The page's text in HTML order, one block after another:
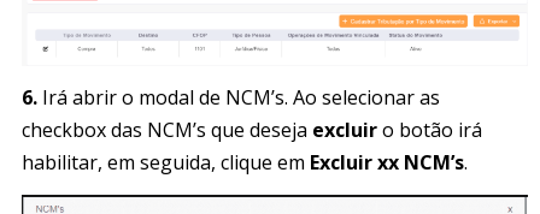
6. Irá abrir o modal de NCM’s. Ao selecionar as
checkbox das NCM’s que deseja excluiro botão irá
habilitar, em seguida, clique em Excluir xx NCM’s.